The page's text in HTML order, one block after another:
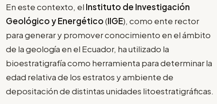
En este contexto, el Instituto de Investigación
Geológico y Energético(IIGE), como ente rector
para generar y promover conocimiento en el ámbito
de la geología en el Ecuador, ha utilizado la
bioestratigrafía como herramienta para determinar la
edad relativa de los estratos y ambiente de
depositación de distintas unidades litoestratigráficas.